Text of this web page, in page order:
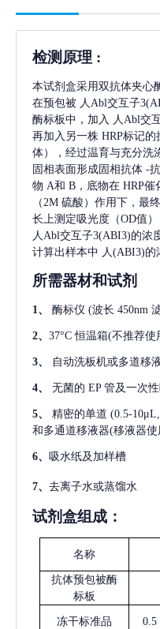
检测原理 :
本试剂盒采用双抗体夹心
在预包被 人Abl交互子
酶标板中，加入 人Abl交
再加入另一株 HRP标记的
体），经过温育与充分洗
固相表面形成固相抗体 -
物 A和 B，底物在 HRP
（2M 硫酸）作用下，最
长上测定吸光度（OD值
人Abl交互子3(ABI3)的浓
计算出样本中 人(ABI3)的
所需器材和试剂
1、 酶标仪 (波长 450nm
2、 37°C 恒温箱(不推荐
3、 自动洗板机或多道移
4、 无菌的 EP 管及一次
5、 精密的单道 (0.5-
和多通道移液器(移液器使
6、 吸水纸及加样槽
7、 去离子水或蒸馏水
试剂盒组成：
名称
抗体预包被酶
标板
冻干标准品 0.5